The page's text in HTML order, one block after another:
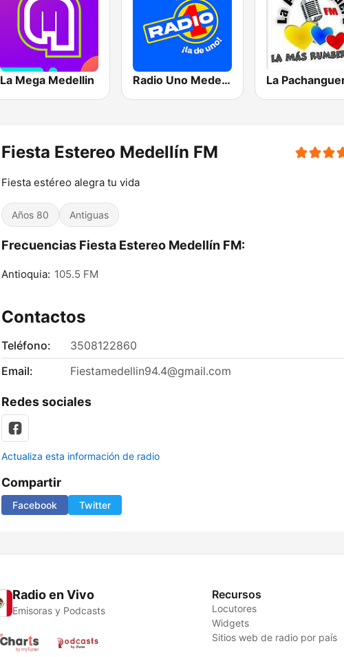
La Mega Medellin Radio Uno Medellín
Fiesta Estereo Medellín FM
Fiesta estéreo alegra tu vida
Años 80 Antiguas
Frecuencias Fiesta Estereo Medellín FM:
Antioquia: 105.5 FM
Contactos
Teléfono:
3508122860
Email:
Fiestamedellin94.4@gmail.com
Redes sociales
Actualiza esta información de radio
Compartir
Facebook Twitter
Radio en Vivo
Emisoras y Podcasts
Recursos
Locutores
Widgets
Sitios web de radio por país